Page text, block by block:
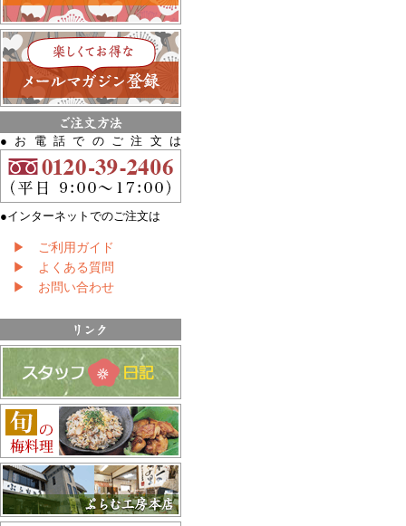
●お電話でのご注文は
●インターネットでのご注文は
▶ ご利用ガイド
▶ よくある質問
▶ お問い合わせ